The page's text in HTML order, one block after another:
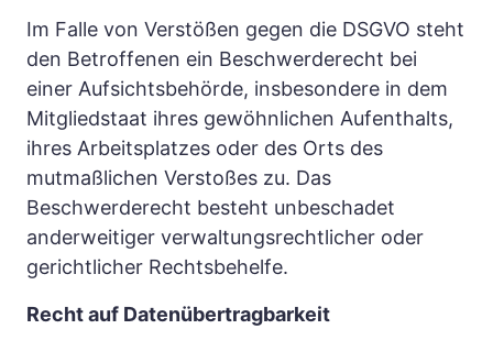
Im Falle von Verstößen gegen die DSGVO steht
den Betroffenen ein Beschwerderecht bei
einer Aufsichtsbehörde, insbesondere in dem
Mitgliedstaat ihres gewöhnlichen Aufenthalts,
ihres Arbeitsplatzes oder des Orts des
mutmaßlichen Verstoßes zu. Das
Beschwerderecht besteht unbeschadet
anderweitiger verwaltungsrechtlicher oder
gerichtlicher Rechtsbehelfe.
Recht auf Datenübertragbarkeit